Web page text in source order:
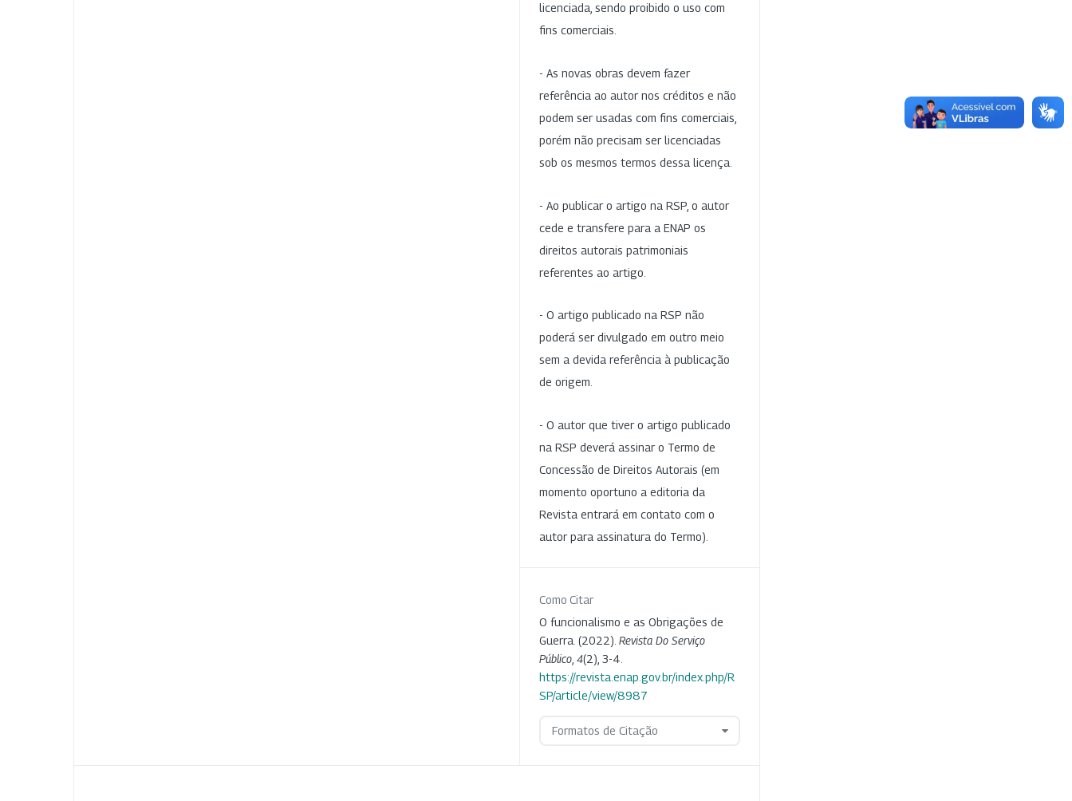
licenciada, sendo proibido o uso com
fins comerciais.
- As novas obras devem fazer
referência ao autor nos créditos e não
podem ser usadas com fins comerciais,
porém não precisam ser licenciadas
sob os mesmos termos dessa licença.
- Ao publicar o artigo na RSP, o autor
cede e transfere para a ENAP os
direitos autorais patrimoniais
referentes ao artigo.
- O artigo publicado na RSP não
poderá ser divulgado em outro meio
sem a devida referência à publicação
de origem.
- O autor que tiver o artigo publicado
na RSP deverá assinar o Termo de
Concessão de Direitos Autorais (em
momento oportuno a editoria da
Revista entrará em contato com o
autor para assinatura do Termo).
Como Citar
O funcionalismo e as Obrigações de
Guerra. (2022). Revista Do Serviço
Público 4(2), 3-4.
https://revista.enap.gov.br/index.php/R
SP/article/view/8987
Formatos de Citação